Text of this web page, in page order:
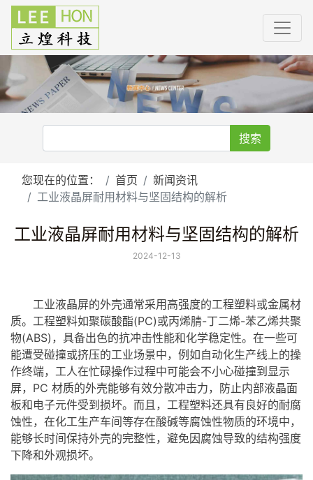
搜索
您现在的位置： 首页
新闻资讯
工业液晶屏耐用材料与坚固结构的解析
工业液晶屏耐用材料与坚固结构的解析
2024-12-13
工业液晶屏的外壳通常采用高强度的工程塑料或金属材
质。工程塑料如聚碳酸酯(PC)或丙烯腈-丁二烯-苯乙烯共聚
物(ABS)，具备出色的抗冲击性能和化学稳定性。在一些可
能遭受碰撞或挤压的工业场景中，例如自动化生产线上的操
作终端，工人在忙碌操作过程中可能会不小心碰撞到显示
屏，PC 材质的外壳能够有效分散冲击力，防止内部液晶面
板和电子元件受到损坏。而且，工程塑料还具有良好的耐腐
蚀性，在化工生产车间等存在酸碱等腐蚀性物质的环境中，
能够长时间保持外壳的完整性，避免因腐蚀导致的结构强度
下降和外观损坏。